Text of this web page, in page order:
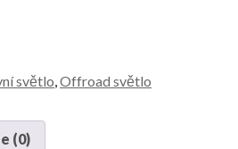
světlo Offroad světlo
(0)